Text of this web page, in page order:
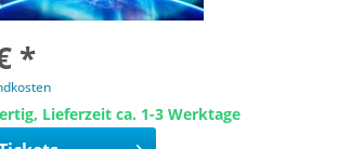
*
Lieferzeit ca. 1-3 Werktage